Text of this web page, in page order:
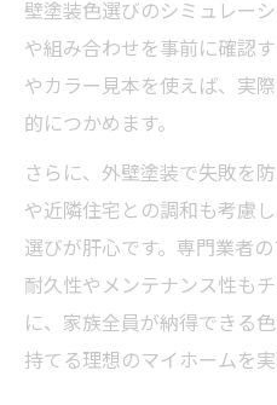
壁塗装色選びのシミュレー
や組み合わせを事前に確認
やカラー見本を使えば、実
的につかめます。
さらに、外壁塗装で失敗を
や近隣住宅との調和も考慮
選びが肝心です。専門業者
耐久性やメンテナンス性も
に、家族全員が納得できる
持てる理想のマイホームを実